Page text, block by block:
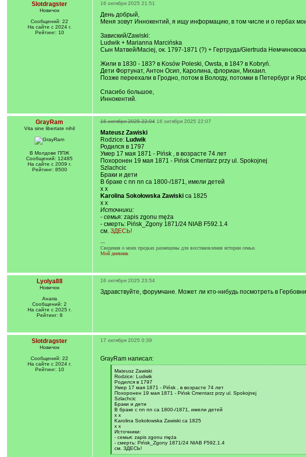
Slotdragster
Новичок
Сообщений: 22
На сайте с 2024 г.
Рейтинг: 10
16 октября 2025 21:51
День добрый,
Меня зовут Иннокентий, я ищу информацию, в том числе и о гербах
Завиский/Zawiski:
Ludwik + Marianna Marcińska
Сын Матвей/Maciej, ок. 1797-1871 (?) + Гертруда/Giertruda
Жили в 1830 - 183? в Kosów Poleski, Owsta, в 184? в Kobryń.
Дети Фортунат, Антон Осип, Каролина, флориан, Михаил.
Позже переехали в Гродно, потом в Вологду, потомки в Петербург и
Спасибо большое,
Иннокентий.
GrayRam
Vita sine libertate nihil
В Молдове ППЖ
Сообщений: 12485
На сайте с 2009 г.
Рейтинг: 8500
16 октября 2025 22:04 16 октября 2025 22:07
Mateusz Zawiski
Rodzice: Ludwik
Родился в 1797
Умер 17 мая 1871 - Pińsk , в возрасте 74 лет
Похоронен 19 мая 1871 - Pińsk Cmentarz przy ul. Spokojnej
Szlachcic
Браки и дети
В браке с nn nn ca 1800-/1871, имели детей
x x
Karolina Sokołowska Zawiski ca 1825
x x
Источники:
- семья: zapis zgonu męża
- смерть: Pińsk_Zgony 1871/24 NIAB F592.1.4
см. ЗДЕСЬ!
---
Сведения о моих предках размещены для восстановления истории семьи.
Мой дневник
Lyolya88
Новичок
Анапа
Сообщений: 2
На сайте с 2025 г.
Рейтинг: 8
16 октября 2025 23:54
Здравствуйте, форумчане. Может ли кто-нибудь посмотреть в
Slotdragster
Новичок
Сообщений: 22
На сайте с 2024 г.
Рейтинг: 10
17 октября 2025 0:39
GrayRam написал:
[
q
]
Mateusz Zawiski
Rodzice: Ludwik
Родился в 1797
Умер 17 мая 1871 - Pińsk , в возрасте 74 лет
Похоронен 19 мая 1871 - Pińsk Cmentarz przy ul. Spokojnej
Szlachcic
Браки и дети
В браке с nn nn ca 1800-/1871, имели детей
x x
Karolina Sokołowska Zawiski ca 1825
x x
Источники:
- семья: zapis zgonu męża
- смерть: Pińsk_Zgony 1871/24 NIAB F592.1.4
см. ЗДЕСЬ!
[